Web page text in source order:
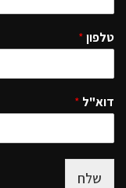
טלפון*
דוא"ל *
שלח